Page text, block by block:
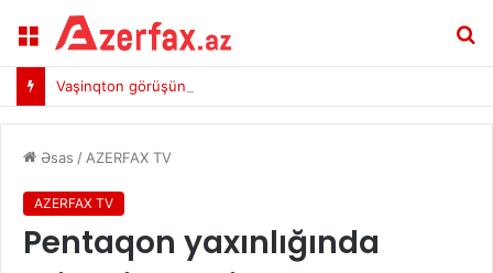
Menu
Əsas /AZERFAX TV
AZERFAX TV
Pentaqon yaxınlığında